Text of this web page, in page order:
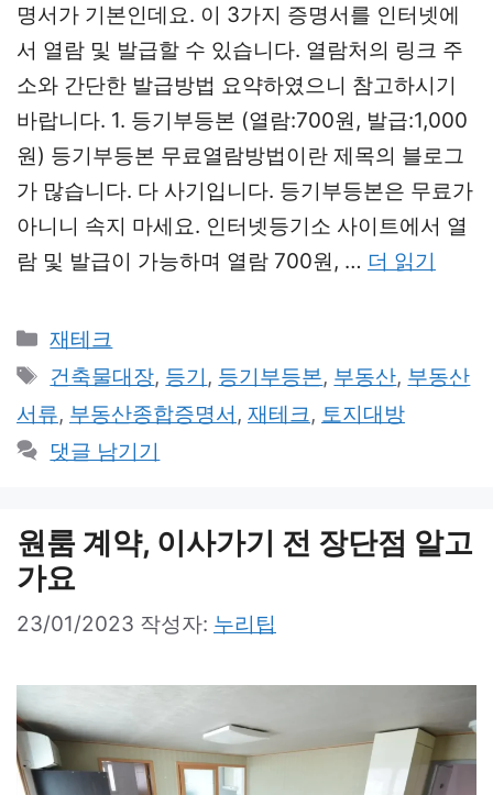
명서가 기본인데요. 이 3가지 증명서를 인터넷에
서 열람 및 발급할 수 있습니다. 열람처의 링크 주
소와 간단한 발급방법 요약하였으니 참고하시기
바랍니다. 1. 등기부등본 (열람:700원, 발급:1,000
원) 등기부등본 무료열람방법이란 제목의 블로그
가 많습니다. 다 사기입니다. 등기부등본은 무료가
아니니 속지 마세요. 인터넷등기소 사이트에서 열
람 및 발급이 가능하며 열람 700원, … 더 읽기
카
테
고
리
재테크
태
그
건축물대장, 등기 , 등기부등본, 부동산, 부동산
서류, 부동산종합증명서 , 재테크 , 토지대방
댓글 남기기
원룸 계약, 이사가기 전 장단점 알고
가요
23/01/2023 작성자: 누리팁